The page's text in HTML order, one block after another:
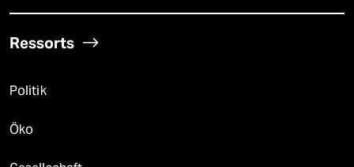
Ressorts
Politik
Öko